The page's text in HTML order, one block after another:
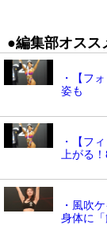
●編集部オスス
・【フ
姿も
・【フ
上がる
・風吹
身体に「